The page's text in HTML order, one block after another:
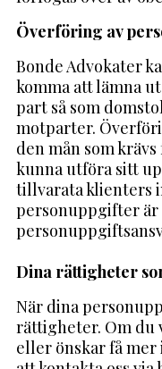
Överföring av
Bonde Advokater
komma att lämna
part så som
motparter.
den mån som
kunna utföra sitt
tillvarata klienters
personuppgifter är
Dina rättigheter
När dina
rättigheter. Om du
eller önskar få